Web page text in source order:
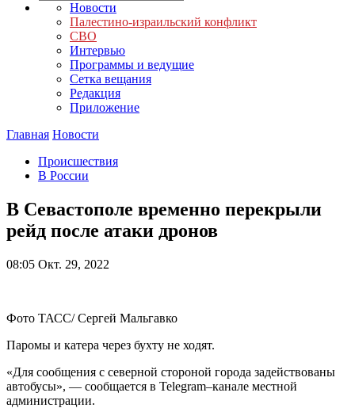
Новости
Палестино-израильский конфликт
СВО
Интервью
Программы и ведущие
Сетка вещания
Редакция
Приложение
Главная Новости
Происшествия
В России
В Севастополе временно перекрыли
рейд после атаки дронов
08:05 Окт. 29, 2022
Фото ТАСС/ Сергей Мальгавко
Паромы и катера через бухту не ходят.
«Для сообщения с северной стороной города задействованы
автобусы», — сообщается в Telegram–канале местной
администрации.